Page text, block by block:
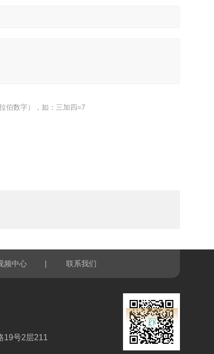
伯数字），如：三加四=7
频中心 | 联系我们
19号2层211